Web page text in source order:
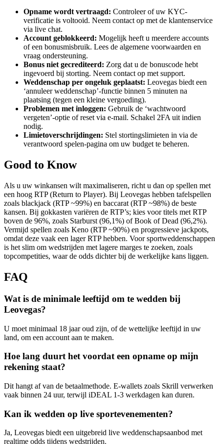
Opname wordt vertraagd: Controleer of uw KYC-
verificatie is voltooid. Neem contact op met de klantenservice
via live chat.
Account geblokkeerd: Mogelijk heeft u meerdere accounts
of een bonusmisbruik. Lees de algemene voorwaarden en
vraag ondersteuning.
Bonus niet gecrediteerd: Zorg dat u de bonuscode hebt
ingevoerd bij storting. Neem contact op met support.
Weddenschap per ongeluk geplaatst: Leovegas biedt een
‘annuleer weddenschap’-functie binnen 5 minuten na
plaatsing (tegen een kleine vergoeding).
Problemen met inloggen: Gebruik de ‘wachtwoord
vergeten’-optie of reset via e-mail. Schakel 2FA uit indien
nodig.
Limietoverschrijdingen: Stel stortingslimieten in via de
verantwoord spelen-pagina om uw budget te beheren.
Good to Know
Als u uw winkansen wilt maximaliseren, richt u dan op spellen met
een hoog RTP (Return to Player). Bij Leovegas hebben tafelspellen
zoals blackjack (RTP ~99%) en baccarat (RTP ~98%) de beste
kansen. Bij gokkasten variëren de RTP’s; kies voor titels met RTP
boven de 96%, zoals Starburst (96,1%) of Book of Dead (96,2%).
Vermijd spellen zoals Keno (RTP ~90%) en progressieve jackpots,
omdat deze vaak een lager RTP hebben. Voor sportweddenschappen
is het slim om wedstrijden met lagere marges te zoeken, zoals
topcompetities, waar de odds dichter bij de werkelijke kans liggen.
FAQ
Wat is de minimale leeftijd om te wedden bij
Leovegas?
U moet minimaal 18 jaar oud zijn, of de wettelijke leeftijd in uw
land, om een account aan te maken.
Hoe lang duurt het voordat een opname op mijn
rekening staat?
Dit hangt af van de betaalmethode. E-wallets zoals Skrill verwerken
vaak binnen 24 uur, terwijl iDEAL 1-3 werkdagen kan duren.
Kan ik wedden op live sportevenementen?
Ja, Leovegas biedt een uitgebreid live weddenschapsaanbod met
realtime odds tijdens wedstrijden.